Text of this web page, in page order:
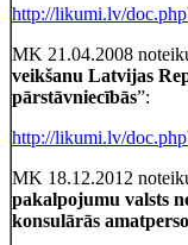
http://likumi.lv/
MK 21.04.2008
veikšanu Latvijas
pārstāvniecībās”:
http://likumi.lv/
MK 18.12.2012
pakalpojumu valsts
konsulārās